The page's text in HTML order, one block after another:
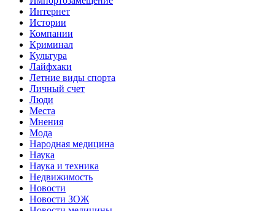
Интернет
Истории
Компании
Криминал
Культура
Лайфхаки
Летние виды спорта
Личный счет
Люди
Места
Мнения
Мода
Народная медицина
Наука
Наука и техника
Недвижимость
Новости
Новости ЗОЖ